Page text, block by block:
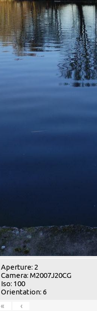
Aperture: 2
Camera: M2007J20CG
Iso: 100
Orientation: 6
«
‹